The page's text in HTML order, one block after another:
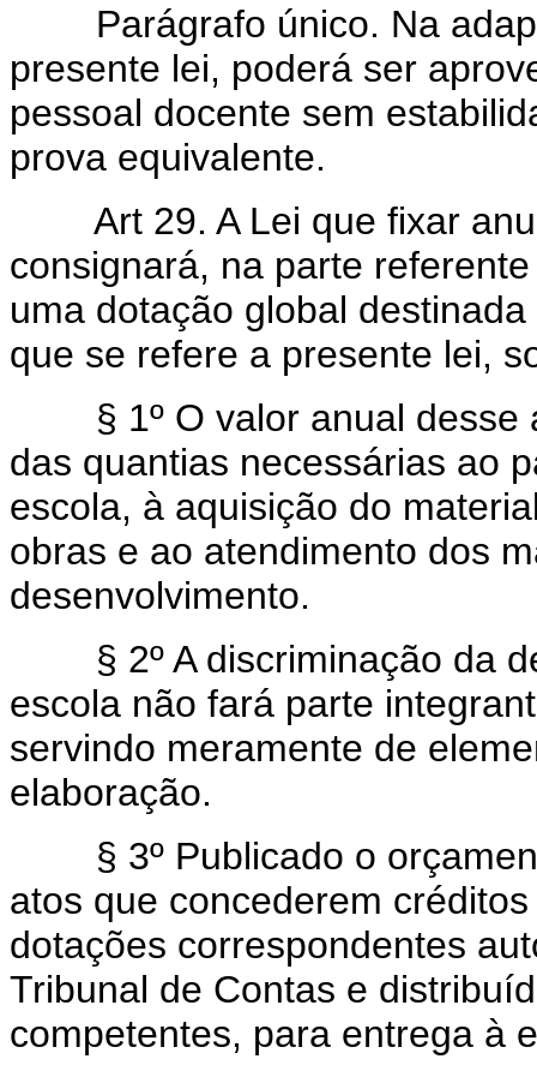
Parágrafo único. Na
presente lei, poderá ser
pessoal docente sem
prova equivalente.
Art 29. A Lei que fixar
consignará, na parte
uma dotação global
que se refere a presente lei,
§ 1º O valor anual desse
das quantias necessárias ao
escola, à aquisição do
obras e ao atendimento dos
desenvolvimento.
§ 2º A discriminação da
escola não fará parte
servindo meramente de
elaboração.
§ 3º Publicado o
atos que concederem
dotações correspondentes
Tribunal de Contas e
competentes, para entrega à